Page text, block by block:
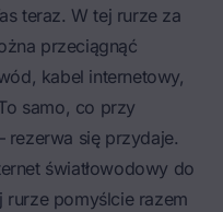
teraz. W tej rurze za
przeciągnąć
kabel internetowy,
samo, co przy
rezerwa się przydaje.
światłowodowy do
rurze pomyślcie razem